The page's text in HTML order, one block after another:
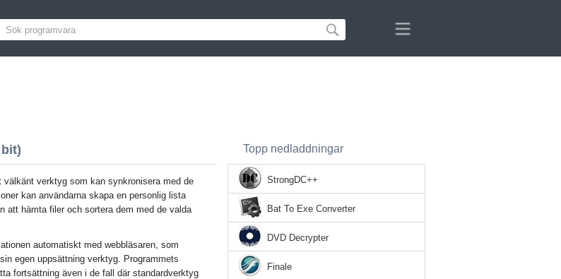
välkänt verktyg som kan synkronisera med de
kan användarna skapa en personlig lista
att hämta filer och sortera dem med de valda
automatiskt med webbläsaren, som
egen uppsättning verktyg. Programmets
fortsättning även i de fall där standardverktyg
Topp nedladdningar
StrongDC++
Bat To Exe Converter
DVD Decrypter
Finale